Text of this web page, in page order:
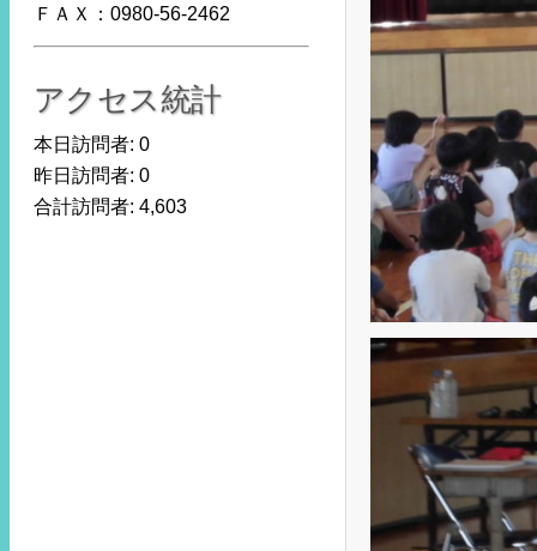
ＦＡＸ：0980-56-2462
アクセス統計
本日訪問者: 0
昨日訪問者: 0
合計訪問者: 4,603